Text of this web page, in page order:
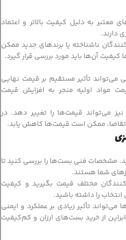
به دلیل کیفیت بالاتر و اعتماد
دارند.
ناشناخته یا برندهای جدید ممکن
آن‌ها باید مورد بررسی قرار گیرد.
می‌تواند تأثیر مستقیم بر قیمت نهایی
مواد اولیه منجر به افزایش قیمت
نیز می‌تواند قیمت‌ها را تغییر دهد. در
ممکن است قیمت‌ها کاهش یابد.
مشخصات فنی بست‌ها را بررسی کنید تا
شما هستند.
مختلف قیمت بگیرید و کیفیت
را داشته باشید.
تأثیر زیادی بر عملکرد و ایمنی
از خرید بست‌های ارزان و کم‌کیفیت